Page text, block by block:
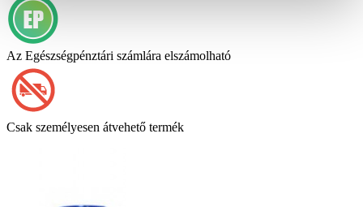
Az Egészségpénztári számlára elszámolható
Csak személyesen átvehető termék